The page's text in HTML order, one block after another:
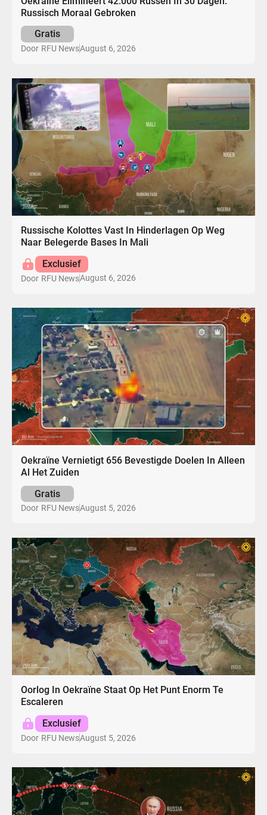
Russisch Moraal Gebroken
Gratis
Door RFU NewsAugust 6, 2026
Russische Kolottes Vast In Hinderlagen Op Weg
Naar Belegerde Bases In Mali
Exclusief
Door RFU NewsAugust 6, 2026
Oekraïne Vernietigt 656 Bevestigde Doelen In Alleen
Al Het Zuiden
Gratis
Door RFU NewsAugust 5, 2026
Oorlog In Oekraïne Staat Op Het Punt Enorm Te
Escaleren
Exclusief
Door RFU NewsAugust 5, 2026